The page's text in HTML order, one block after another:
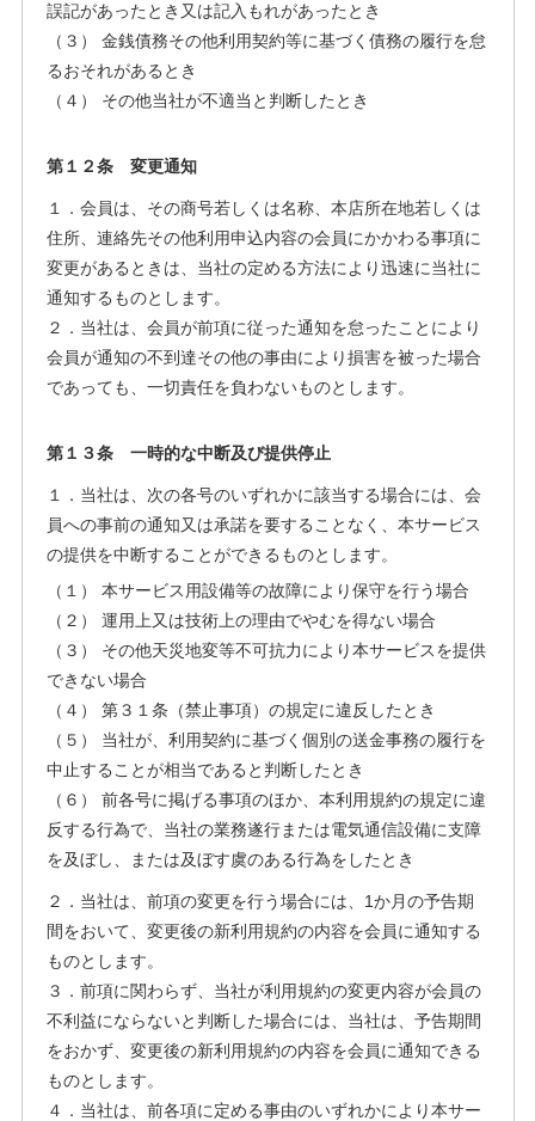
誤記があったとき又は記入もれがあったとき
（３） 金銭債務その他利用契約等に基づく債務の履行を怠
るおそれがあるとき
（４） その他当社が不適当と判断したとき
第１２条 変更通知
１．会員は、その商号若しくは名称、本店所在地若しくは
住所、連絡先その他利用申込内容の会員にかかわる事項に
変更があるときは、当社の定める方法により迅速に当社に
通知するものとします。
２．当社は、会員が前項に従った通知を怠ったことにより
会員が通知の不到達その他の事由により損害を被った場合
であっても、一切責任を負わないものとします。
第１３条 一時的な中断及び提供停止
１．当社は、次の各号のいずれかに該当する場合には、会
員への事前の通知又は承諾を要することなく、本サービス
の提供を中断することができるものとします。
（１） 本サービス用設備等の故障により保守を行う場合
（２） 運用上又は技術上の理由でやむを得ない場合
（３） その他天災地変等不可抗力により本サービスを提供
できない場合
（４） 第３１条（禁止事項）の規定に違反したとき
（５） 当社が、利用契約に基づく個別の送金事務の履行を
中止することが相当であると判断したとき
（６） 前各号に掲げる事項のほか、本利用規約の規定に違
反する行為で、当社の業務遂行または電気通信設備に支障
を及ぼし、または及ぼす虞のある行為をしたとき
２．当社は、前項の変更を行う場合には、1か月の予告期
間をおいて、変更後の新利用規約の内容を会員に通知する
ものとします。
３．前項に関わらず、当社が利用規約の変更内容が会員の
不利益にならないと判断した場合には、当社は、予告期間
をおかず、変更後の新利用規約の内容を会員に通知できる
ものとします。
４．当社は、前各項に定める事由のいずれかにより本サー